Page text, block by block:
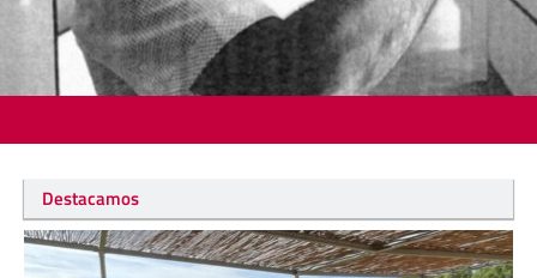
Destacamos